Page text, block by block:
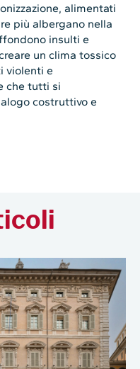
alimentati
più albergano nella
insulti e
un clima tossico
violenti e
che tutti si
costruttivo e